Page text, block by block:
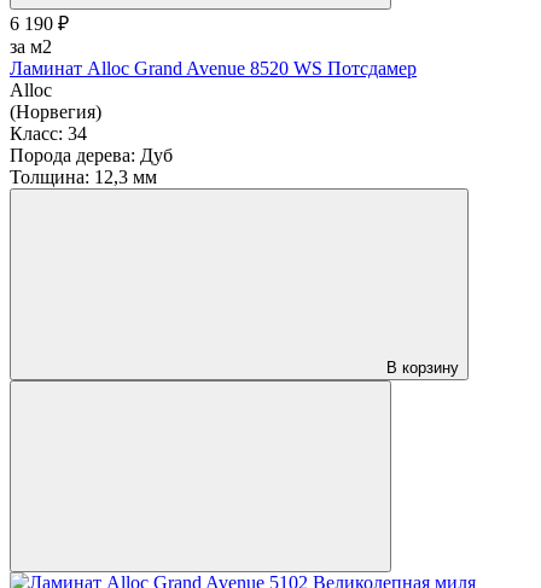
6 190 ₽
за м2
Ламинат Alloc Grand Avenue 8520 WS Потсдамер
Alloc
(Норвегия)
Класс: 34
Порода дерева: Дуб
Толщина: 12,3 мм
В корзину